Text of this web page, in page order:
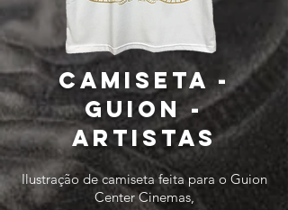
CAMISETA -
GUION -
ARTISTAS
Ilustração de camiseta feita para o Guion
Center Cinemas,